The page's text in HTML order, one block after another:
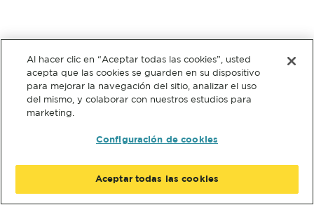
Al hacer clic en “Aceptar todas las cookies”, usted
acepta que las cookies se guarden en su dispositivo
para mejorar la navegación del sitio, analizar el uso
del mismo, y colaborar con nuestros estudios para
marketing.
Configuración de cookies
Aceptar todas las cookies